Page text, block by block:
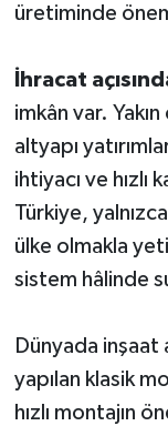
üretiminde
İhracat
imkân var.
altyapı
ihtiyacı ve hızlı
Türkiye,
ülke olmakla
sistem hâlinde
Dünyada inşaat
yapılan klasik
hızlı montajın